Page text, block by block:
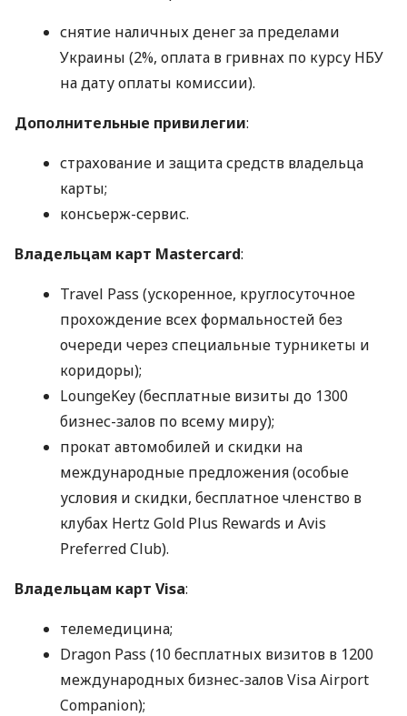
снятие наличных денег за пределами
Украины (2%, оплата в гривнах по курсу НБУ
на дату оплаты комиссии).
Дополнительные привилегии:
страхование и защита средств владельца
карты;
консьерж-сервис.
Владельцам карт Mastercard:
Travel Pass (ускоренное, круглосуточное
прохождение всех формальностей без
очереди через специальные турникеты и
коридоры);
LoungeKey (бесплатные визиты до 1300
бизнес-залов по всему миру);
прокат автомобилей и скидки на
международные предложения (особые
условия и скидки, бесплатное членство в
клубах Hertz Gold Plus Rewards и Avis
Preferred Club).
Владельцам карт Visa:
телемедицина;
Dragon Pass (10 бесплатных визитов в 1200
международных бизнес-залов Visa Airport
Companion);